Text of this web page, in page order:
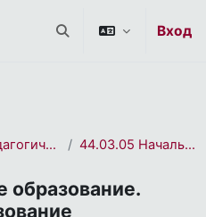
Изменить данныеВход
44.03.05 Педагогическое образование (с двумя профилями подготовки) 44.03.05 Начальное образование. Инклюзивное образование
образование.